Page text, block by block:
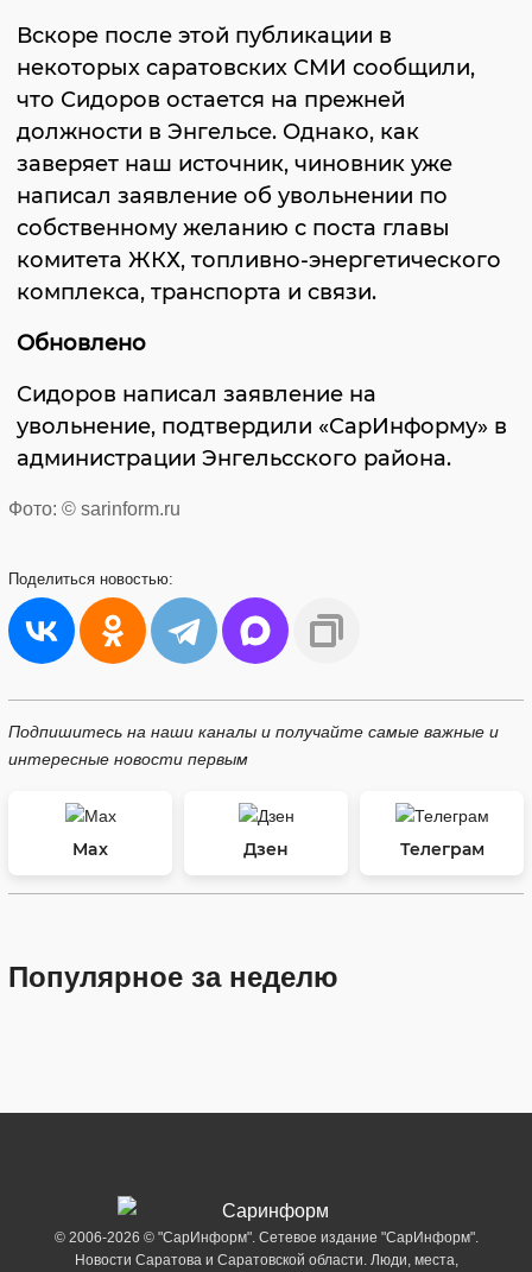
Вскоре после этой публикации в
некоторых саратовских СМИ сообщили,
что Сидоров остается на прежней
должности в Энгельсе. Однако, как
заверяет наш источник, чиновник уже
написал заявление об увольнении по
собственному желанию с поста главы
комитета ЖКХ, топливно-энергетического
комплекса, транспорта и связи.
Обновлено
Сидоров написал заявление на
увольнение, подтвердили «СарИнформу» в
администрации Энгельсского района.
Фото: © sarinform.ru
Поделиться новостью:
Подпишитесь на наши каналы и получайте самые важные и
интересные новости первым
Max Дзен Телеграм
Популярное за неделю
© 2006-2026 © "СарИнформ". Сетевое издание "СарИнформ".
Новости Саратова и Саратовской области. Люди, места,